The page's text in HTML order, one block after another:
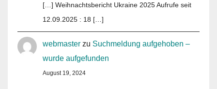
[…] Weihnachtsbericht Ukraine 2025 Aufrufe seit
12.09.2025 : 18 […]
webmaster zu Suchmeldung aufgehoben –
wurde aufgefunden
August 19, 2024